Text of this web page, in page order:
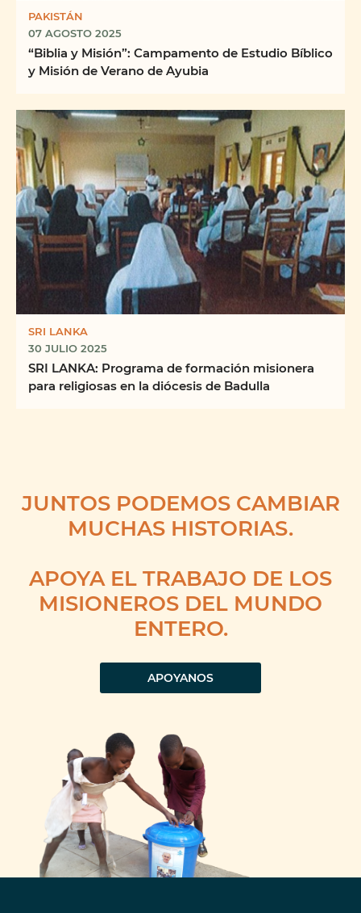
PAKISTÁN
07 AGOSTO 2025
“Biblia y Misión”: Campamento de Estudio Bíblico
y Misión de Verano de Ayubia
SRI LANKA
30 JULIO 2025
SRI LANKA: Programa de formación misionera
para religiosas en la diócesis de Badulla
JUNTOS PODEMOS CAMBIAR
MUCHAS HISTORIAS.
APOYA EL TRABAJO DE LOS
MISIONEROS DEL MUNDO
ENTERO.
APOYANOS